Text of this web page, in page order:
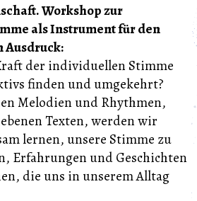
Workshop zur
als Instrument für den
der individuellen Stimme
finden und umgekehrt?
Melodien und Rhythmen,
Texten, werden wir
lernen, unsere Stimme zu
Erfahrungen und Geschichten
die uns in unserem Alltag